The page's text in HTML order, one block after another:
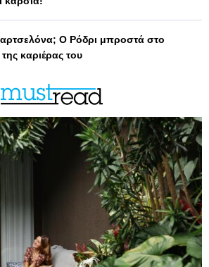
Ο Ρόδρι μπροστά στο
καριέρας του